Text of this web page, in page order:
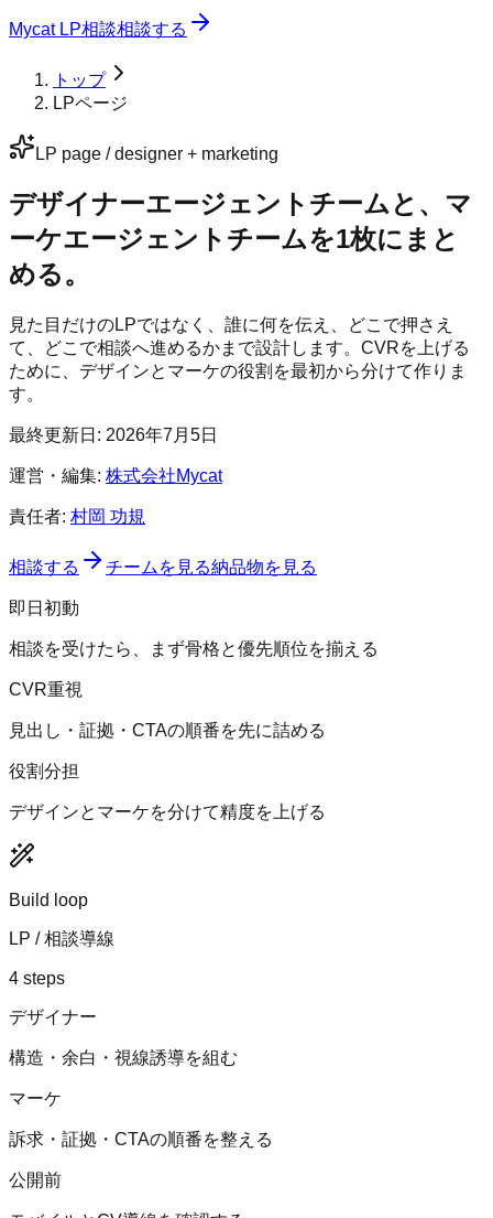
Mycat LP相談相談する
トップ
LPページ
LP page / designer + marketing
デザイナーエージェントチームと、マ
ーケエージェントチームを1枚にまと
める。
見た目だけのLPではなく、誰に何を伝え、どこで押さえ
て、どこで相談へ進めるかまで設計します。CVRを上げる
ために、デザインとマーケの役割を最初から分けて作りま
す。
最終更新日: 2026年7月5日
運営・編集: 株式会社Mycat
責任者: 村岡 功規
相談する チームを見る納品物を見る
即日初動
相談を受けたら、まず骨格と優先順位を揃える
CVR重視
見出し・証拠・CTAの順番を先に詰める
役割分担
デザインとマーケを分けて精度を上げる
Build loop
LP / 相談導線
4 steps
デザイナー
構造・余白・視線誘導を組む
マーケ
訴求・証拠・CTAの順番を整える
公開前